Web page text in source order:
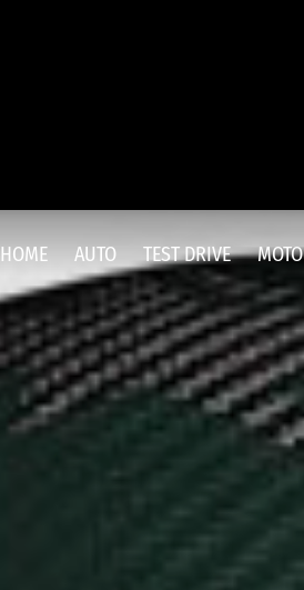
HOME AUTO TEST DRIVE MOTO